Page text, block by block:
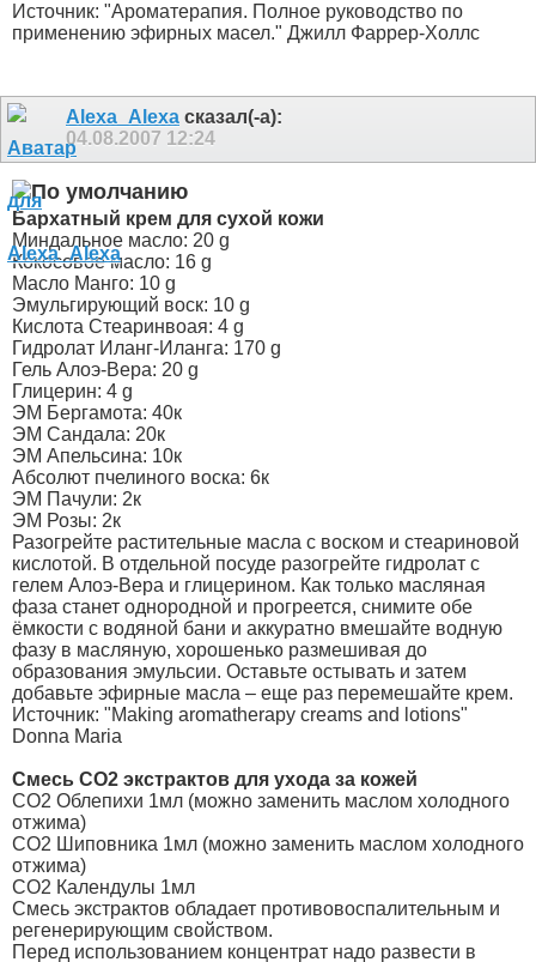
Источник: "Ароматерапия. Полное руководство по
применению эфирных масел." Джилл Фаррер-Холлс
Alexa_Alexa сказал(-а):
04.08.2007 12:24
Бархатный крем для сухой кожи
Миндальное масло: 20 g
Кокосовое масло: 16 g
Масло Манго: 10 g
Эмульгирующий воск: 10 g
Кислота Стеаринвоая: 4 g
Гидролат Иланг-Иланга: 170 g
Гель Алоэ-Вера: 20 g
Глицерин: 4 g
ЭМ Бергамота: 40к
ЭМ Сандала: 20к
ЭМ Апельсина: 10к
Абсолют пчелиного воска: 6к
ЭМ Пачули: 2к
ЭМ Розы: 2к
Разогрейте растительные масла с воском и стеариновой
кислотой. В отдельной посуде разогрейте гидролат с
гелем Алоэ-Вера и глицерином. Как только масляная
фаза станет однородной и прогреется, снимите обе
ёмкости с водяной бани и аккуратно вмешайте водную
фазу в масляную, хорошенько размешивая до
образования эмульсии. Оставьте остывать и затем
добавьте эфирные масла – еще раз перемешайте крем.
Источник: "Making aromatherapy creams and lotions"
Donna Maria
Смесь CO2 экстрактов для ухода за кожей
CO2 Облепихи 1мл (можно заменить маслом холодного
отжима)
CO2 Шиповника 1мл (можно заменить маслом холодного
отжима)
CO2 Календулы 1мл
Смесь экстрактов обладает противовоспалительным и
регенерирующим свойством.
Перед использованием концентрат надо развести в